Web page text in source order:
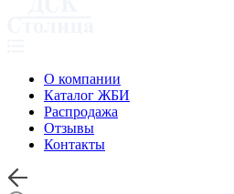
О компании
Каталог ЖБИ
Распродажа
Отзывы
Контакты